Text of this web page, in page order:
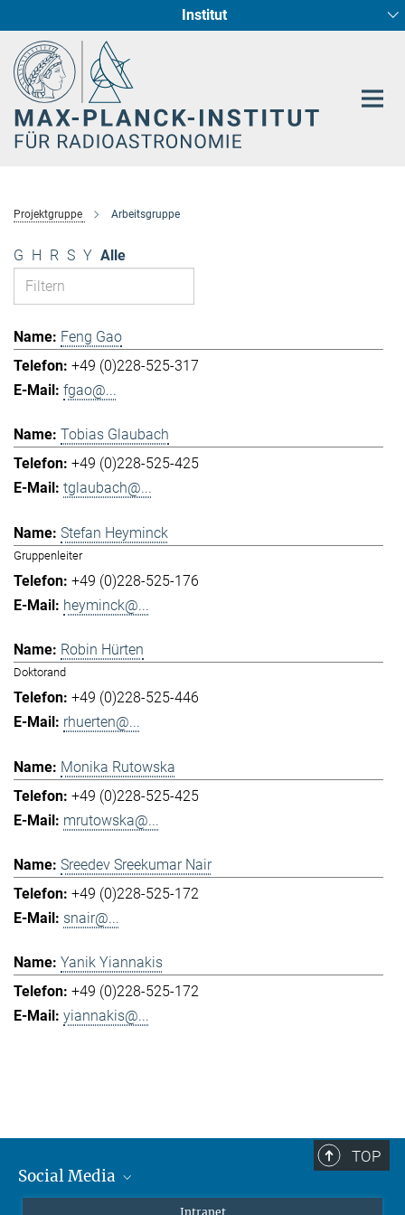
Institut
Radioastronomische Fundamentalphysik
Sternentstehung und Galaxienentwicklung
Projektgruppe Arbeitsgruppe
G H R S Y Alle
Feng Gao
+49 (0)228-525-317
fgao@...
Tobias Glaubach
+49 (0)228-525-425
tglaubach@...
Stefan Heyminck
Gruppenleiter
+49 (0)228-525-176
heyminck@...
Robin Hürten
Doktorand
+49 (0)228-525-446
rhuerten@...
Monika Rutowska
+49 (0)228-525-425
mrutowska@...
Sreedev Sreekumar Nair
+49 (0)228-525-172
snair@...
Yanik Yiannakis
+49 (0)228-525-172
yiannakis@...
TOP
Social Media
Intranet